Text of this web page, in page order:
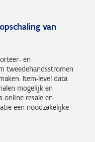
van
en
tweedehandsstromen
Item-level data
mogelijk en
online resale en
een noodzakelijke